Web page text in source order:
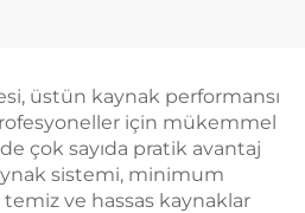
üstün kaynak performansı
için mükemmel
çok sayıda pratik avantaj
sistemi, minimum
temiz ve hassas kaynaklar